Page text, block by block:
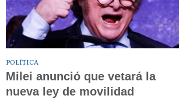
POLÍTICA
Milei anunció que vetará la
nueva ley de movilidad